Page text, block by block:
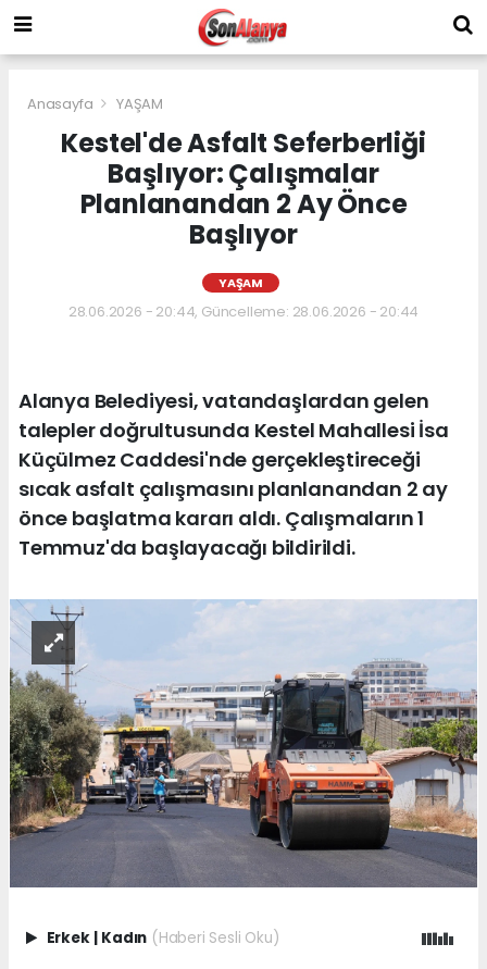
Anasayfa YAŞAM
Kestel'de Asfalt Seferberliği
Başlıyor: Çalışmalar
Planlanandan 2 Ay Önce
Başlıyor
YAŞAM
28.06.2026 - 20:44, Güncelleme: 28.06.2026 - 20:44
Alanya Belediyesi, vatandaşlardan gelen
talepler doğrultusunda Kestel Mahallesi İsa
Küçülmez Caddesi'nde gerçekleştireceği
sıcak asfalt çalışmasını planlanandan 2 ay
önce başlatma kararı aldı. Çalışmaların 1
Temmuz'da başlayacağı bildirildi.
Erkek | Kadın (Haberi Sesli Oku)